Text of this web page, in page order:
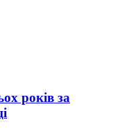
років за